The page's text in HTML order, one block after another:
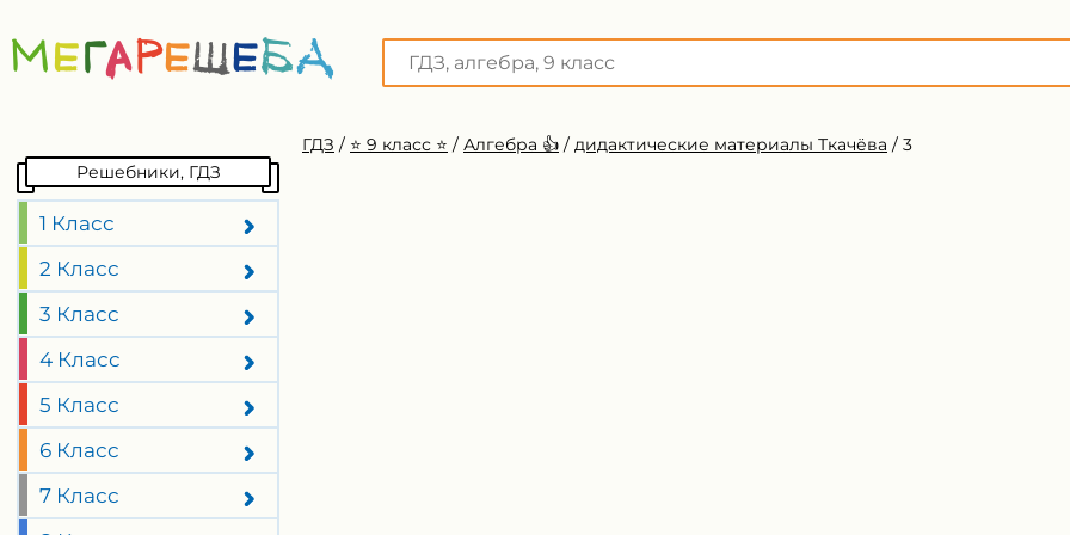
Решебники, ГДЗ
1 Класс
2 Класс
3 Класс
4 Класс
5 Класс
6 Класс
7 Класс
ГДЗ / ⭐️ 9 класс ⭐️ / Алгебра 👍 / дидактические материалы Ткачёва / 3